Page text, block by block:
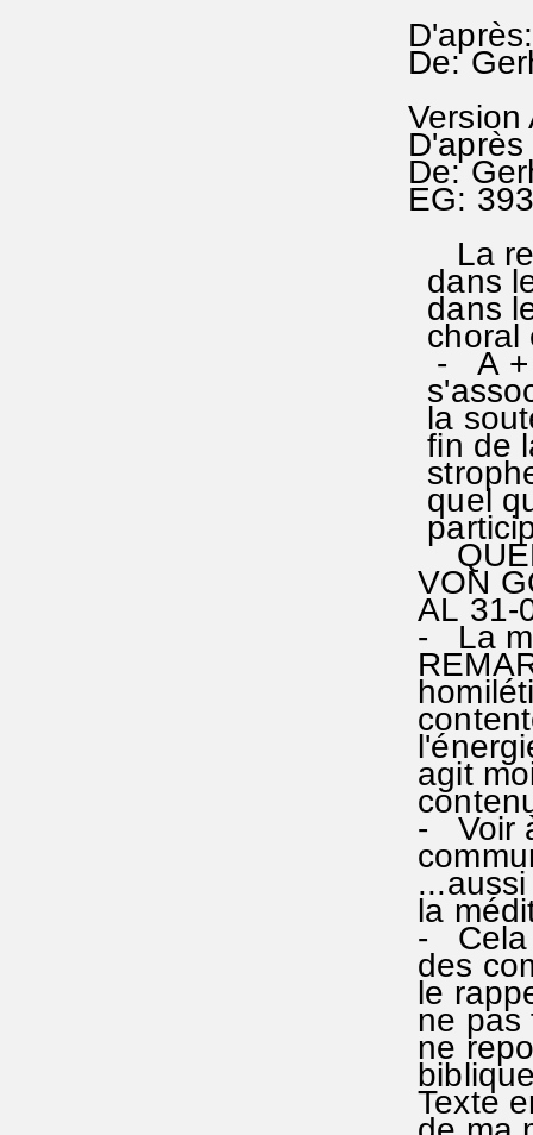
De:
Version
De:
EG:
La
dans
dans
choral
- A +
la
fin de
quel
VON
AL 31-
- La
agit
- Voir
la
- Cela
des
le
ne pas
ne
Texte